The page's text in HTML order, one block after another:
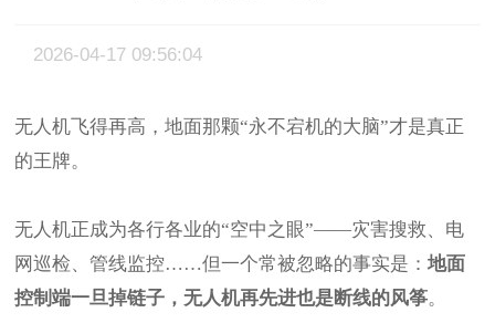
2026-04-17 09:56:04
无人机飞得再高，地面那颗“永不宕机的大脑”才是真正
的王牌。
无人机正成为各行各业的“空中之眼”——灾害搜救、电
网巡检、管线监控……但一个常被忽略的事实是：地面
控制端一旦掉链子，无人机再先进也是断线的风筝。